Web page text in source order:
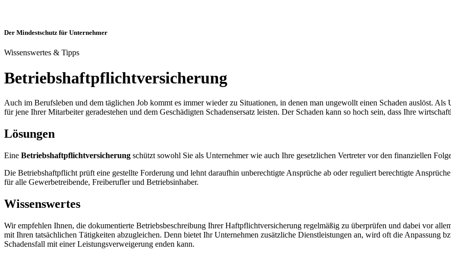
Der Mindestschutz für Unternehmer
Wissenswertes & Tipps
Betriebshaftpflichtversicherung
Auch im Berufsleben und dem täglichen Job kommt es immer wieder zu Situationen, in denen man ungewollt einen Schaden auslöst. Als
für jene Ihrer Mitarbeiter geradestehen und dem Geschädigten Schadensersatz leisten. Der Schaden kann so hoch sein, dass Ihre
Lösungen
Eine Betriebshaftpflichtversicherung schützt sowohl Sie als Unternehmer wie auch Ihre gesetzlichen Vertreter vor den finanziellen
Die Betriebshaftpflicht prüft eine gestellte Forderung und lehnt daraufhin unberechtigte Ansprüche ab oder reguliert berechtigte
für alle Gewerbetreibende, Freiberufler und Betriebsinhaber.
Wissenswertes
Wir empfehlen Ihnen, die dokumentierte Betriebsbeschreibung Ihrer Haftpflichtversicherung regelmäßig zu überprüfen und dabei vor
mit Ihren tatsächlichen Tätigkeiten abzugleichen. Denn bietet Ihr Unternehmen zusätzliche Dienstleistungen an, wird oft die Anpassung
Schadensfall mit einer Leistungsverweigerung enden kann.